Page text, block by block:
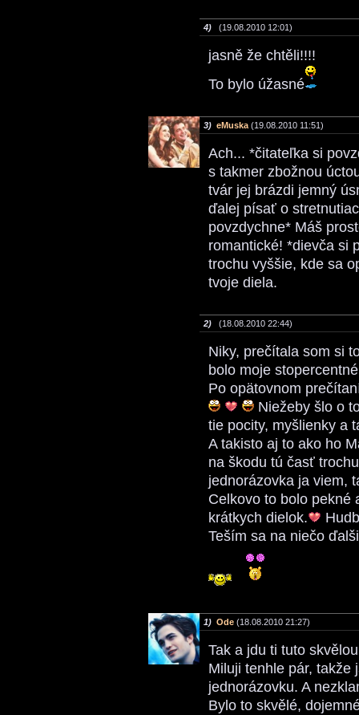
4) (19.08.2010 12:01)
jasně že chtěli!!!!
To bylo úžasné
3) eMuska (19.08.2010 11:51)
Ach... *čitateľka si
s takmer zbožnou
tvár jej brázdi jemný
ďalej písať o
povzdychne* Máš
romantické! *dievča si
trochu vyššie, kde sa
tvoje diela.
2) (18.08.2010 22:44)
Niky, prečítala som si
bolo moje
Po opätovnom
Niežeby šlo o
tie pocity, myšlienky a
A takisto aj to ako ho
na škodu tú časť
jednorázovka ja viem,
Celkovo to bolo pekné
krátkych dielok.
Teším sa na niečo
1) Ode (18.08.2010 21:27)
Tak a jdu ti tuto
Miluji tenhle pár, takže
jednorázovku. A
Bylo to skvělé,